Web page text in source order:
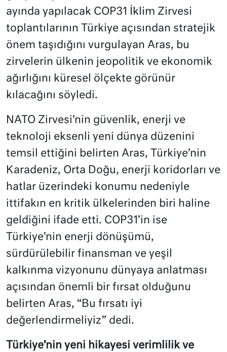
ayında yapılacak COP31 İklim Zirvesi
toplantılarının Türkiye açısından stratejik
önem taşıdığını vurgulayan Aras, bu
zirvelerin ülkenin jeopolitik ve ekonomik
ağırlığını küresel ölçekte görünür
kılacağını söyledi.
NATO Zirvesi’nin güvenlik, enerji ve
teknoloji eksenli yeni dünya düzenini
temsil ettiğini belirten Aras, Türkiye’nin
Karadeniz, Orta Doğu, enerji koridorları ve
hatlar üzerindeki konumu nedeniyle
ittifakın en kritik ülkelerinden biri haline
geldiğini ifade etti. COP31’in ise
Türkiye’nin enerji dönüşümü,
sürdürülebilir finansman ve yeşil
kalkınma vizyonunu dünyaya anlatması
açısından önemli bir fırsat olduğunu
belirten Aras, “Bu fırsatı iyi
değerlendirmeliyiz” dedi.
Türkiye’nin yeni hikayesi verimlilik ve